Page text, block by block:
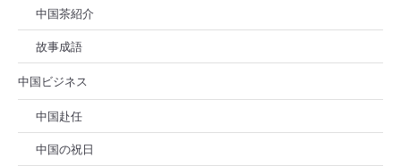
中国茶紹介
故事成語
中国ビジネス
中国赴任
中国の祝日